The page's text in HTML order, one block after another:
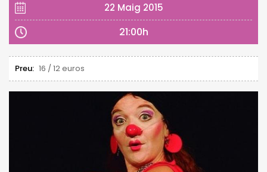
22 Maig 2015
21:00h
Preu: 16 / 12 euros